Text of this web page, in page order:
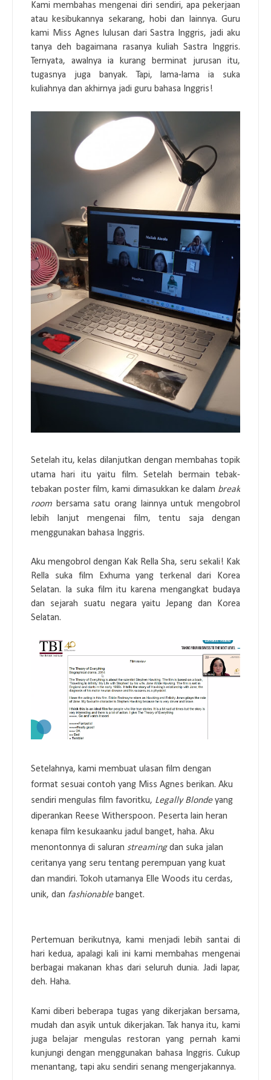
Kami membahas mengenai diri sendiri, apa pekerjaan
atau kesibukannya sekarang, hobi dan lainnya. Guru
kami Miss Agnes lulusan dari Sastra Inggris, jadi aku
tanya deh bagaimana rasanya kuliah Sastra Inggris.
Ternyata, awalnya ia kurang berminat jurusan itu,
tugasnya juga banyak. Tapi, lama-lama ia suka
kuliahnya dan akhirnya jadi guru bahasa Inggris!
Setelah itu, kelas dilanjutkan dengan membahas topik
utama hari itu yaitu film. Setelah bermain tebak-
tebakan poster film, kami dimasukkan ke dalam break
room bersama satu orang lainnya untuk mengobrol
lebih lanjut mengenai film, tentu saja dengan
menggunakan bahasa Inggris.
Aku mengobrol dengan Kak Rella Sha, seru sekali! Kak
Rella suka film Exhuma yang terkenal dari Korea
Selatan. Ia suka film itu karena mengangkat budaya
dan sejarah suatu negara yaitu Jepang dan Korea
Selatan.
Setelahnya, kami membuat ulasan film dengan
format sesuai contoh yang Miss Agnes berikan. Aku
sendiri mengulas film favoritku, Legally Blondeyang
diperankan Reese Witherspoon. Peserta lain heran
kenapa film kesukaanku jadul banget, haha. Aku
menontonnya di saluran streamingdan suka jalan
ceritanya yang seru tentang perempuan yang kuat
dan mandiri. Tokoh utamanya Elle Woods itu cerdas,
unik, dan fashionable banget.
Pertemuan berikutnya, kami menjadi lebih santai di
hari kedua, apalagi kali ini kami membahas mengenai
berbagai makanan khas dari seluruh dunia. Jadi lapar,
deh. Haha.
Kami diberi beberapa tugas yang dikerjakan bersama,
mudah dan asyik untuk dikerjakan. Tak hanya itu, kami
juga belajar mengulas restoran yang pernah kami
kunjungi dengan menggunakan bahasa Inggris. Cukup
menantang, tapi aku sendiri senang mengerjakannya.